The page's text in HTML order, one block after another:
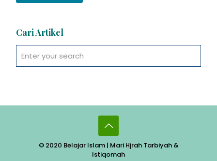
Cari Artikel
© 2020 Belajar Islam | Mari Hjrah Tarbiyah &
Istiqomah